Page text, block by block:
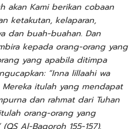
akan Kami berikan cobaan
ketakutan, kelaparan,
dan buah-buahan. Dan
kepada orang-orang yang
yang apabila ditimpa
“Inna lillaahi wa
Mereka itulah yang mendapat
dan rahmat dari Tuhan
orang-orang yang
Al-Baqoroh 155-157).